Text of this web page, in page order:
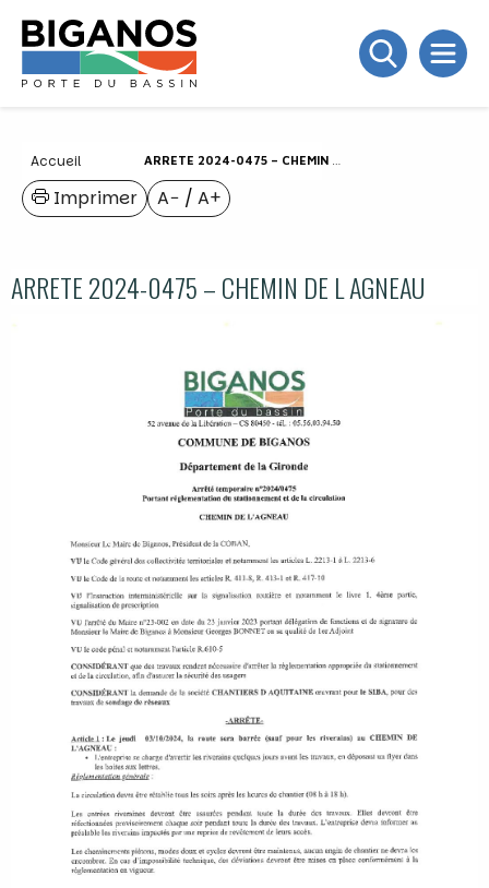
Accueil ARRETE 2024-0475 – CHEMIN DE L AGNEAU
A− / A+
Imprimer
ARRETE 2024-0475 – CHEMIN DE L AGNEAU